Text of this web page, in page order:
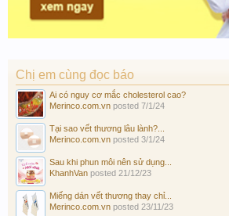
Chị em cùng đọc báo
Ai có nguy cơ mắc cholesterol cao?
Merinco.com.vn posted 7/1/24
Tại sao vết thương lâu lành?...
Merinco.com.vn posted 3/1/24
Sau khi phun môi nên sử dụng...
KhanhVan posted 21/12/23
Miếng dán vết thương thay chỉ...
Merinco.com.vn posted 23/11/23